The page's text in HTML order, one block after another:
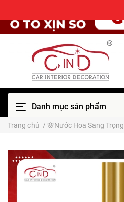
Danh mục sản phẩm
Trang chủ / 🌸Nước Hoa Sang Trọng